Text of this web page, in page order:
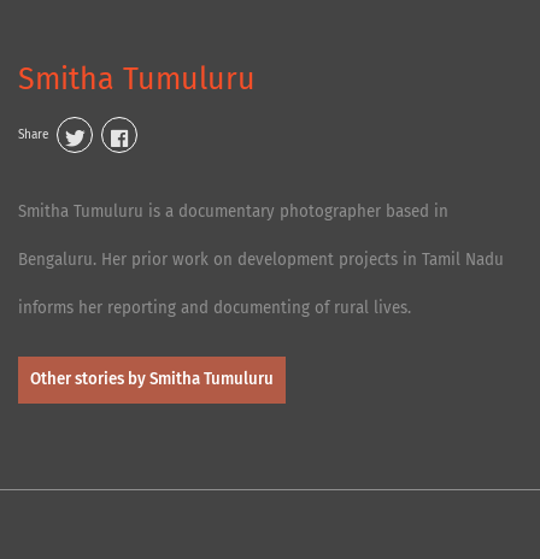
Smitha Tumuluru
Share
Smitha Tumuluru is a documentary photographer based in
Bengaluru. Her prior work on development projects in Tamil Nadu
informs her reporting and documenting of rural lives.
Other stories by Smitha Tumuluru